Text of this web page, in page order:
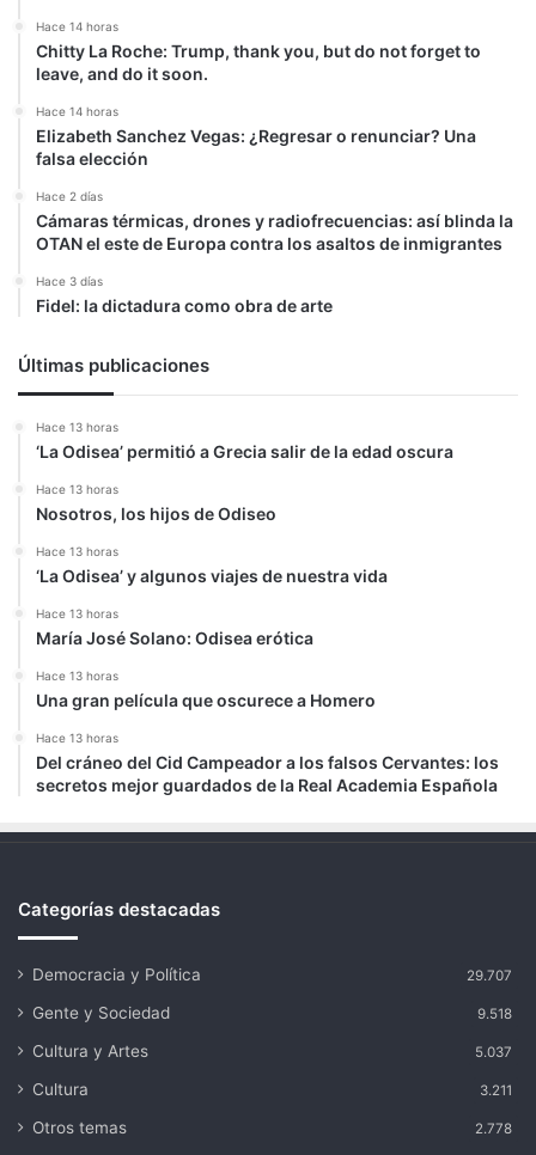
Hace 14 horas
Chitty La Roche: Trump, thank you, but do not forget to
leave, and do it soon.
Hace 14 horas
Elizabeth Sanchez Vegas: ¿Regresar o renunciar? Una
falsa elección
Hace 2 días
Cámaras térmicas, drones y radiofrecuencias: así blinda la
OTAN el este de Europa contra los asaltos de inmigrantes
Hace 3 días
Fidel: la dictadura como obra de arte
Últimas publicaciones
Hace 13 horas
‘La Odisea’ permitió a Grecia salir de la edad oscura
Hace 13 horas
Nosotros, los hijos de Odiseo
Hace 13 horas
‘La Odisea’ y algunos viajes de nuestra vida
Hace 13 horas
María José Solano: Odisea erótica
Hace 13 horas
Una gran película que oscurece a Homero
Hace 13 horas
Del cráneo del Cid Campeador a los falsos Cervantes: los
secretos mejor guardados de la Real Academia Española
Categorías destacadas
Democracia y Política 29.707
Gente y Sociedad 9.518
Cultura y Artes 5.037
Cultura 3.211
Otros temas 2.778